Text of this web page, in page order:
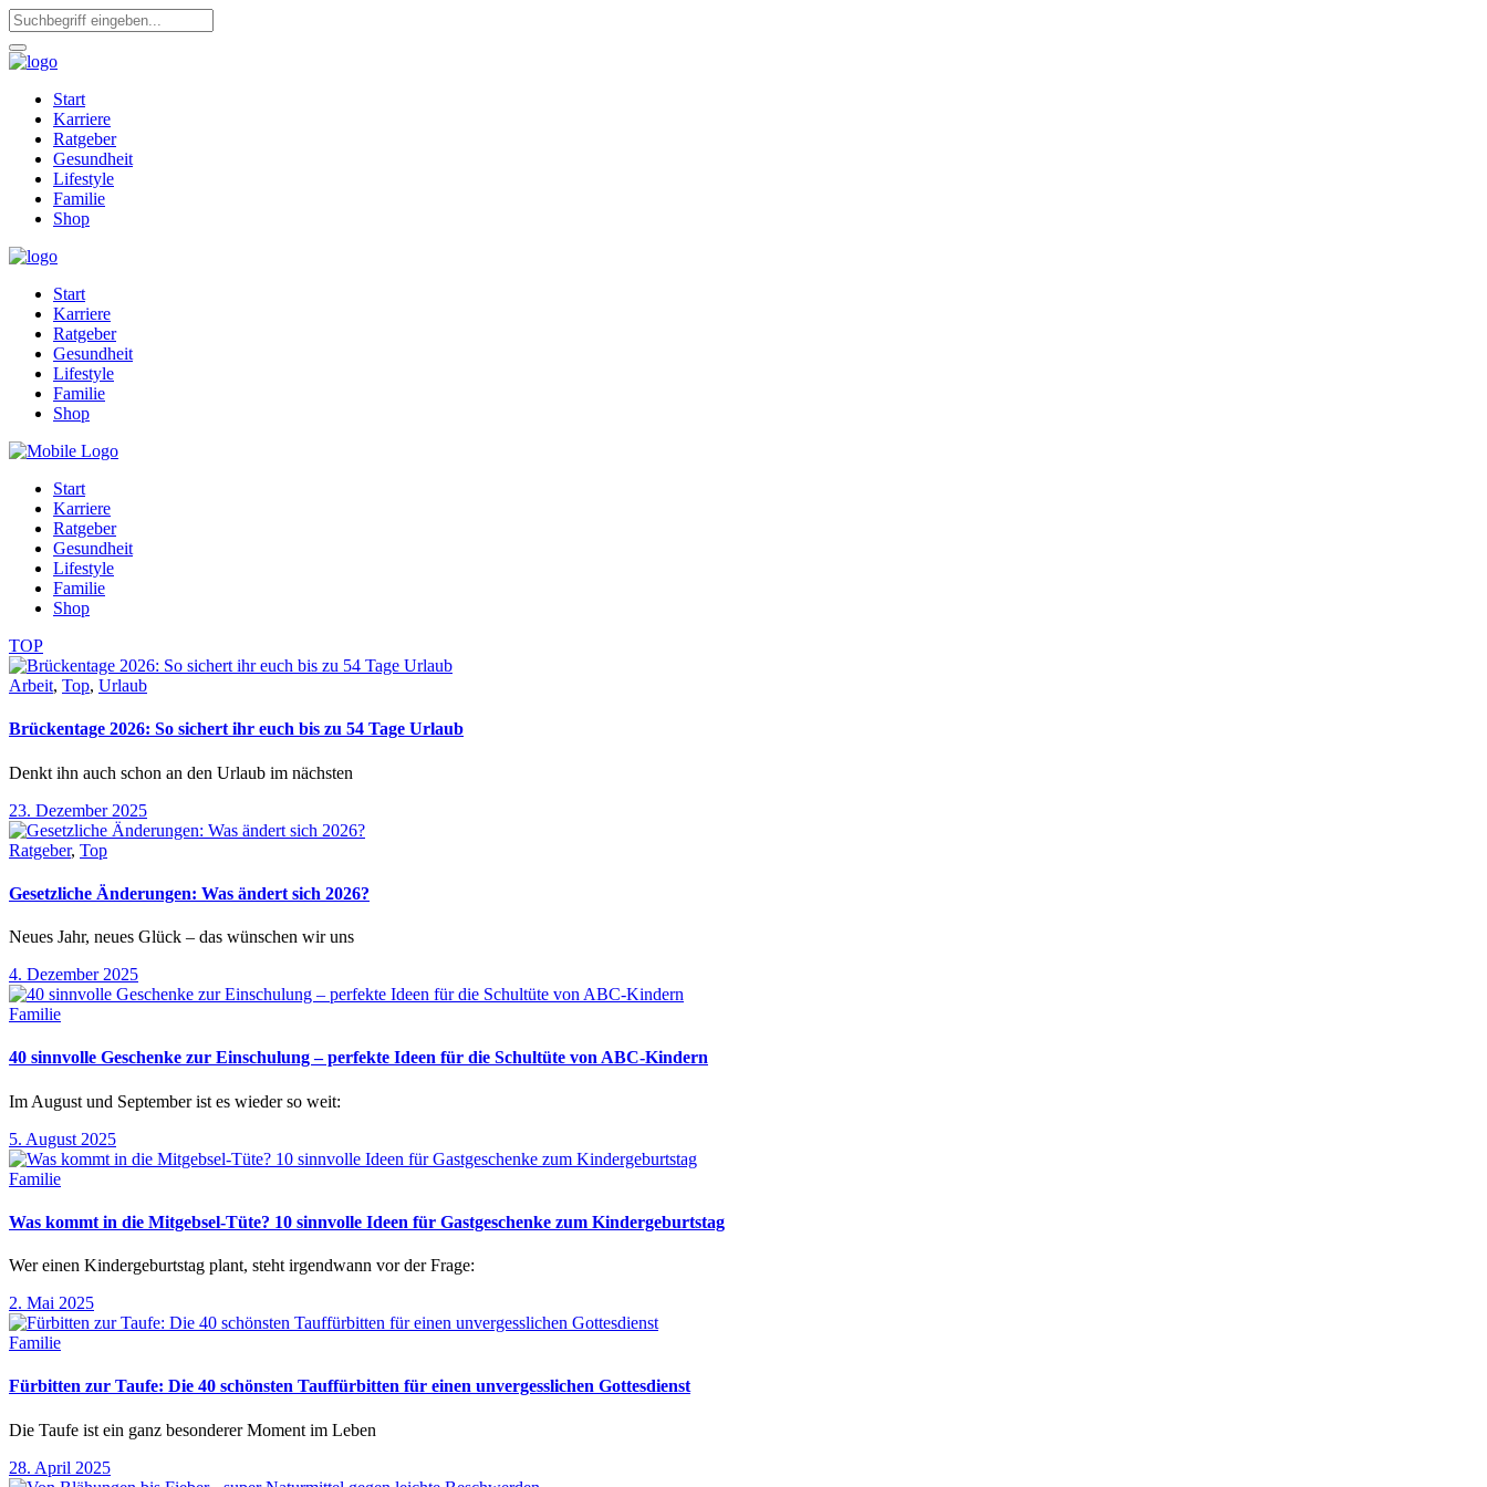
Start
Karriere
Ratgeber
Gesundheit
Lifestyle
Familie
Shop
Start
Karriere
Ratgeber
Gesundheit
Lifestyle
Familie
Shop
Start
Karriere
Ratgeber
Gesundheit
Lifestyle
Familie
Shop
TOP
Arbeit, Top, Urlaub
Brückentage 2026: So sichert ihr euch bis zu 54 Tage Urlaub
Denkt ihn auch schon an den Urlaub im nächsten
23. Dezember 2025
Ratgeber, Top
Gesetzliche Änderungen: Was ändert sich 2026?
Neues Jahr, neues Glück – das wünschen wir uns
4. Dezember 2025
Familie
40 sinnvolle Geschenke zur Einschulung – perfekte Ideen für die Schultüte von ABC-Kindern
Im August und September ist es wieder so weit:
5. August 2025
Familie
Was kommt in die Mitgebsel-Tüte? 10 sinnvolle Ideen für Gastgeschenke zum Kindergeburtstag
Wer einen Kindergeburtstag plant, steht irgendwann vor der Frage:
2. Mai 2025
Familie
Fürbitten zur Taufe: Die 40 schönsten Tauffürbitten für einen unvergesslichen Gottesdienst
Die Taufe ist ein ganz besonderer Moment im Leben
28. April 2025